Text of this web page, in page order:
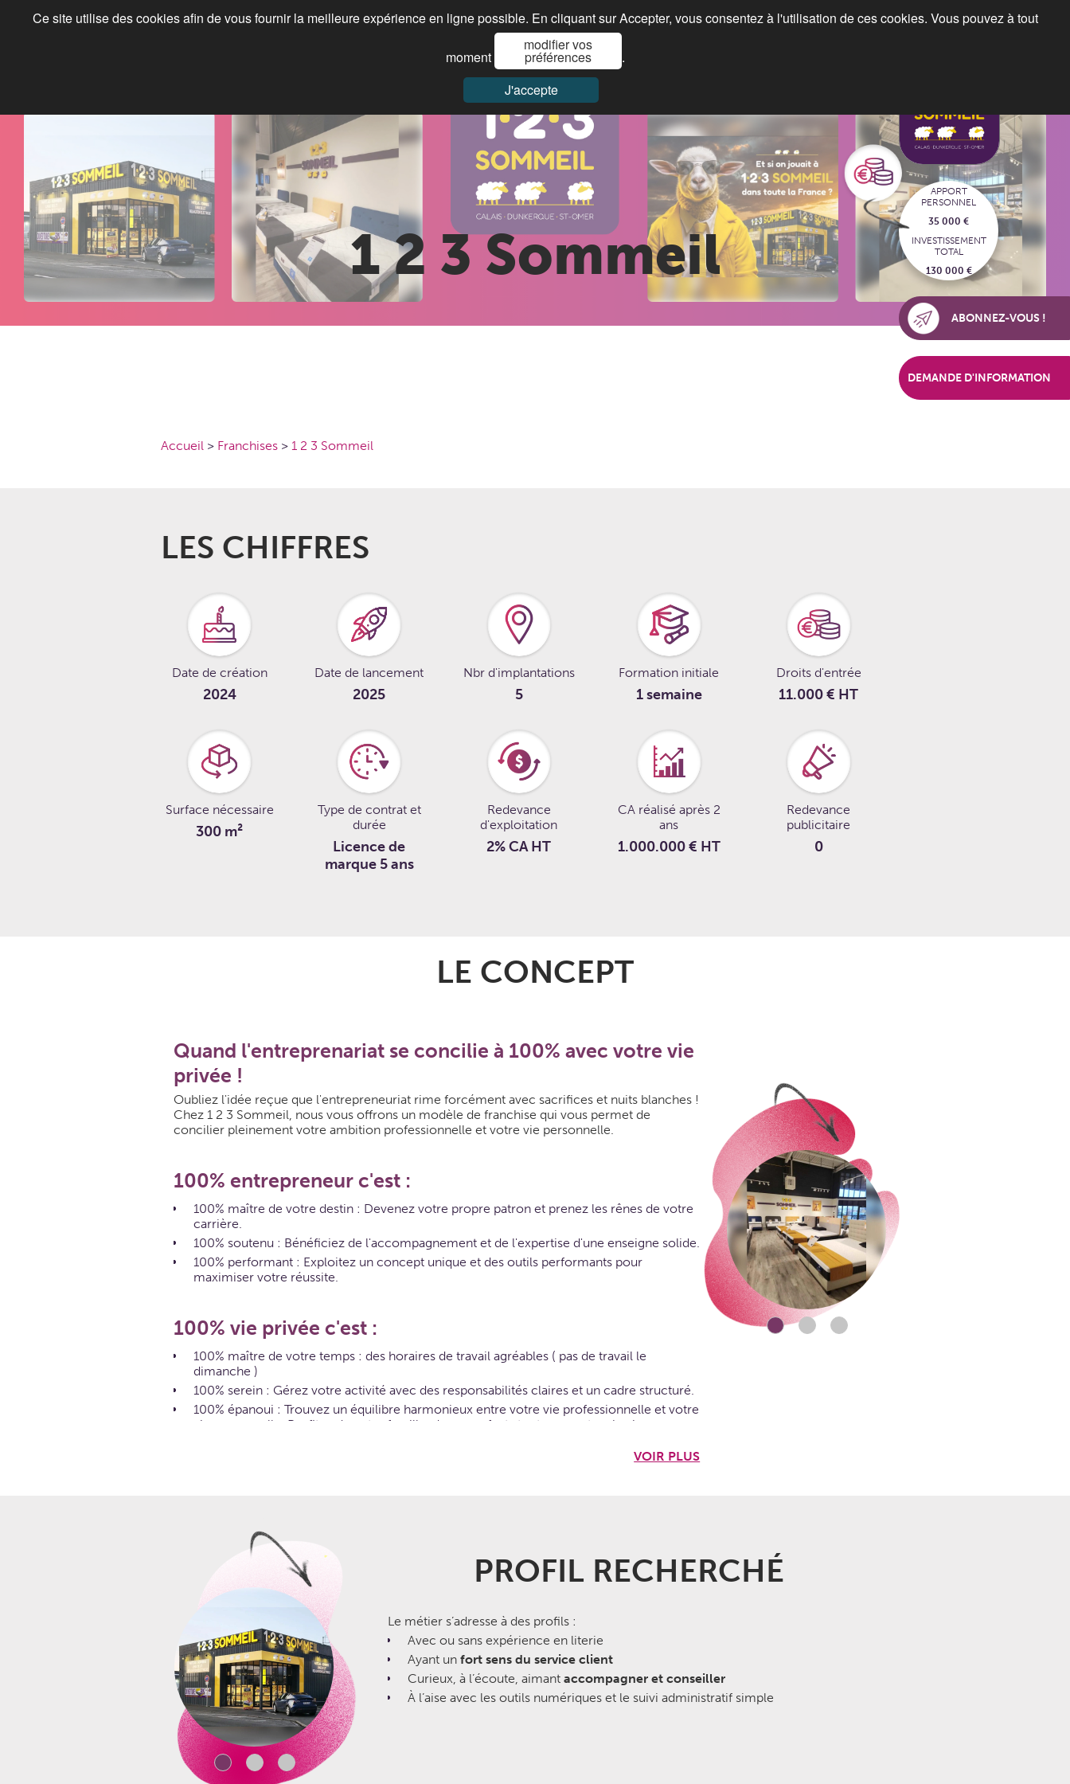
Paroles de franchisés
1 2 3 Sommeil
Accueil > Franchises > 1 2 3 Sommeil
LES CHIFFRES
Date de création
2024
Date de lancement
2025
Nbr d'implantations
5
Formation initiale
1 semaine
Droits d'entrée
11.000 € HT
Surface nécessaire
300 m²
Type de contrat et
durée
Licence de
marque 5 ans
Redevance
d'exploitation
2% CA HT
CA réalisé après 2
ans
1.000.000 € HT
Redevance
publicitaire
0
LE CONCEPT
Quand l'entreprenariat se concilie à 100% avec votre vie
privée !
Oubliez l'idée reçue que l'entrepreneuriat rime forcément avec sacrifices et nuits blanches !
Chez 1 2 3 Sommeil, nous vous offrons un modèle de franchise qui vous permet de
concilier pleinement votre ambition professionnelle et votre vie personnelle.
100% entrepreneur c'est :
100% maître de votre destin : Devenez votre propre patron et prenez les rênes de votre
carrière.
100% soutenu : Bénéficiez de l'accompagnement et de l'expertise d'une enseigne solide.
100% performant : Exploitez un concept unique et des outils performants pour
maximiser votre réussite.
100% vie privée c'est :
100% maître de votre temps : des horaires de travail agréables ( pas de travail le
dimanche )
100% serein : Gérez votre activité avec des responsabilités claires et un cadre structuré.
100% épanoui : Trouvez un équilibre harmonieux entre votre vie professionnelle et votre
vie personnelle. Profitez de votre famille, de vos enfants tout en ayant un business
clients en leur proposant une literie réellement adaptée à leurs besoins
accompagnement personnalisé
à chaque client pour lui permettre de retrouver
un sommeil de qualité, grâce à un diagnostic précis et des produits adaptés à sa
morphologie, ses habitudes et ses éventuelles douleurs.
Accueillir et écouter activement
le client (souvent confronté à des troubles du
sommeil ou des douleurs dorsales)
Réaliser un diagnostic personnalisé du sommeil(poids, taille, position, température
corporelle, etc.)
Faire essayer les matelas en expliquant les différences techniques
zones de confort, soutien, etc.)
Conseiller le bon produitsans jamais forcer la vente — l’objectif est la satisfaction sur le
long terme
Assurer le suivi après-vente
VOIR PLUS
PROFIL RECHERCHÉ
Le métier s’adresse à des profils :
Avec ou sans expérience en literie
Ayant un fort sens du service client
Curieux, à l’écoute, aimant accompagner et conseiller
À l’aise avec les outils numériques et le suivi administratif simple
APPORT
PERSONNEL
35 000 €
INVESTISSEMENT
TOTAL
130 000 €
ABONNEZ-VOUS !
DEMANDE D'INFORMATION
Ce site utilise des cookies afin de vous fournir la meilleure expérience en ligne possible. En cliquant sur Accepter, vous consentez à l'utilisation de ces cookies. Vous pouvez à tout
moment
modifier vos
préférences
.
J'accepte